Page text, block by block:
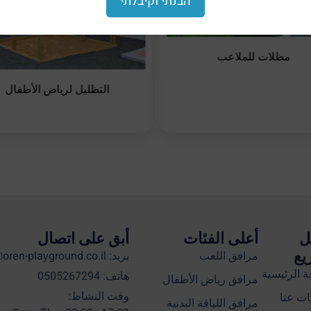
مظلات للملاعب
التظليل لرياض الأطفال
الرئيسية
عنا
أعلى الفئات
مرافق اللعب
مرافق رياض الأطفال
مرافق اللياقة البدنية
أبق على اتصال
بريد: info@oren-playground.co.il
هاتف: 0505267294
وقت النشاط: